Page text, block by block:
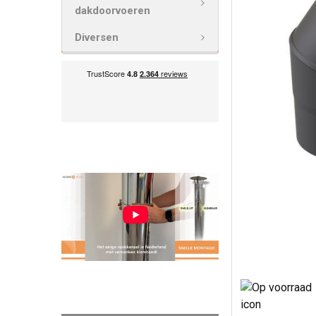
dakdoorvoeren
Diversen
TOE AAN